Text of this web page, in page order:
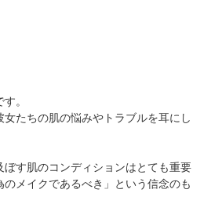
。
たちの肌の悩みやトラブルを耳にし
す肌のコンディションはとても重要
メイクであるべき」という信念のも